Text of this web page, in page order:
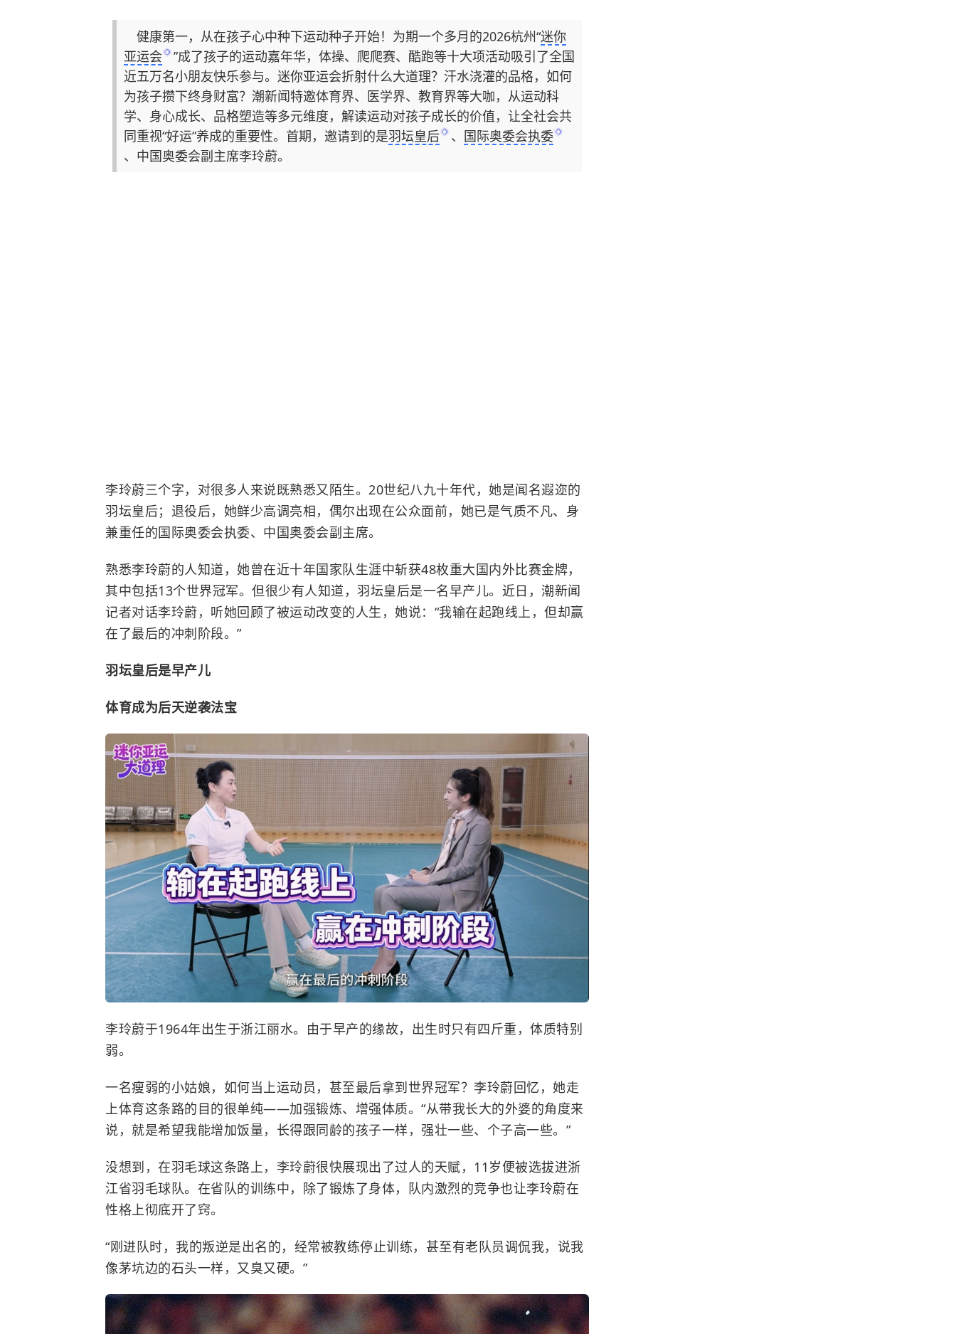
健康第一，从在孩子心中种下运动种子开始！为期一个多月的2026杭州“迷你
亚运会
”成了孩子的运动嘉年华，体操、爬爬赛、酷跑等十大项活动吸引了全国
近五万名小朋友快乐参与。迷你亚运会折射什么大道理？汗水浇灌的品格，如何
为孩子攒下终身财富？潮新闻特邀体育界、医学界、教育界等大咖，从运动科
学、身心成长、品格塑造等多元维度，解读运动对孩子成长的价值，让全社会共
同重视“好运”养成的重要性。首期，邀请到的是羽坛皇后 、 国际奥委会执委
、中国奥委会副主席李玲蔚。
李玲蔚三个字，对很多人来说既熟悉又陌生。20世纪八九十年代，她是闻名遐迩的
羽坛皇后；退役后，她鲜少高调亮相，偶尔出现在公众面前，她已是气质不凡、身
兼重任的国际奥委会执委、中国奥委会副主席。
熟悉李玲蔚的人知道，她曾在近十年国家队生涯中斩获48枚重大国内外比赛金牌，
其中包括13个世界冠军。但很少有人知道，羽坛皇后是一名早产儿。近日，潮新闻
记者对话李玲蔚，听她回顾了被运动改变的人生，她说：“我输在起跑线上，但却赢
在了最后的冲刺阶段。”
羽坛皇后是早产儿
体育成为后天逆袭法宝
李玲蔚于1964年出生于浙江丽水。 由于早产的缘故，出生时只有四斤重，体质特别
弱。
一名瘦弱的小姑娘，如何当上运动员，甚至最后拿到世界冠军？ 李玲蔚回忆，她走
上体育这条路的目的很单纯——加强锻炼、增强体质。“从带我长大的外婆的角度来
说，就是希望我能增加饭量，长得跟同龄的孩子一样，强壮一些、个子高一些。”
没想到，在羽毛球这条路上，李玲蔚很快展现出了过人的天赋，11岁便被选拔进浙
江省羽毛球队。在省队的训练中，除了锻炼了身体，队内激烈的竞争也让李玲蔚在
性格上彻底开了窍。
“刚进队时，我的叛逆是出名的，经常被教练停止训练，甚至有老队员调侃我，说我
像茅坑边的石头一样，又臭又硬。”